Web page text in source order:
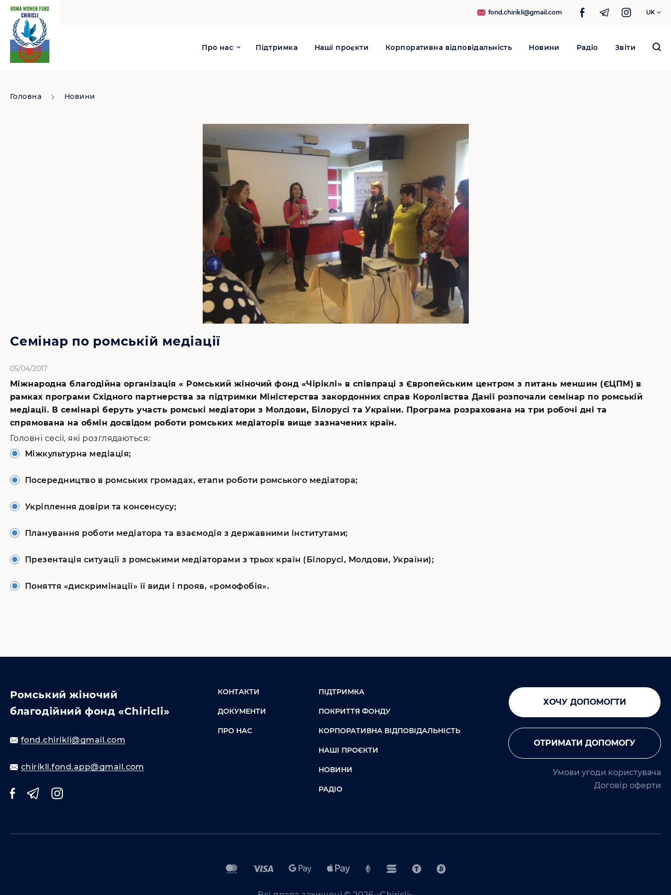
fond.chirikli@gmail.com UK
Про нас Підтримка Наші проєкти Корпоративна відповідальність Новини Радіо Звіти
Search
Головна Новини
Семінар по ромській медіації
05/04/2017
Міжнародна благодійна організація « Ромський жіночий фонд «Чіріклі» в співпраці з Європейським центром з питань меншин (ЄЦПМ) в
рамках програми Східного партнерства за підтримки Міністерства закордонних справ Королівства Данії розпочали семінар по ромській
медіації. В семінарі беруть участь ромські медіатори з Молдови, Білорусі та України. Програма розрахована на три робочі дні та
спрямована на обмін досвідом роботи ромських медіаторів вище зазначених країн.
Головні сесії, які розглядаються:
Міжкультурна медіація;
Посередництво в ромських громадах, етапи роботи ромського медіатора;
Укріплення довіри та консенсусу;
Планування роботи медіатора та взаємодія з державними інститутами;
Презентація ситуації з ромськими медіаторами з трьох країн (Білорусі, Молдови, України);
Поняття «дискримінації» її види і прояв, «ромофобія».
Ромський жіночий
благодійний фонд «Chiricli»
fond.chirikli@gmail.com
chirikli.fond.app@gmail.com
КОНТАКТИ
ДОКУМЕНТИ
ПРО НАС
ПІДТРИМКА
ПОКРИТТЯ ФОНДУ
КОРПОРАТИВНА ВІДПОВІДАЛЬНІСТЬ
НАШІ ПРОЄКТИ
НОВИНИ
РАДІО
ХОЧУ ДОПОМОГТИ
ОТРИМАТИ ДОПОМОГУ
Умови угоди користувача
Договір оферти